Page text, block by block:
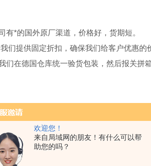
欢迎您！
来自局域网的朋友！有什么可以帮
助您的吗？
有*的国外原厂渠道，价格好，货期短。
们提供固定折扣，确保我们给客户优惠的
在德国仓库统一验货包装，然后报关拼
设备或模具造成伤害，导致高额的维修
暂停机器，以便自动或手动清理双料。